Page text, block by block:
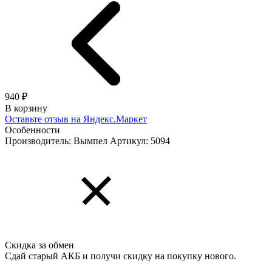
940 ₽
В корзину
Оставьте отзыв на Яндекс.Маркет
Особенности
Производитель: Вымпел Артикул: 5094
Скидка за обмен
Сдай старый АКБ и получи скидку на покупку нового.